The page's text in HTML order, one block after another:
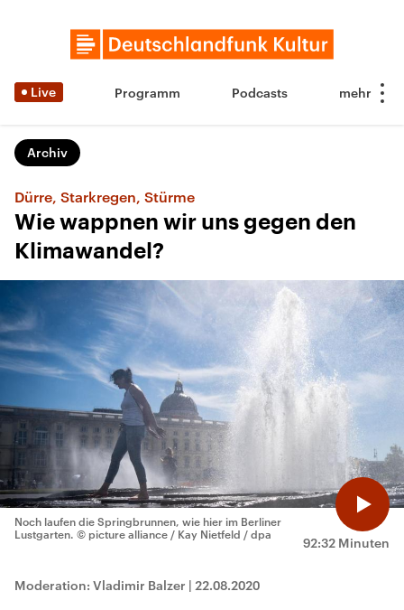
Live Programm Podcasts
Archiv
Dürre, Starkregen, Stürme
Wie wappnen wir uns gegen den
Klimawandel?
92:32 Minuten
Noch laufen die Springbrunnen, wie hier im Berliner
Lustgarten. © picture alliance / Kay Nietfeld / dpa
Moderation: Vladimir Balzer | 22.08.2020